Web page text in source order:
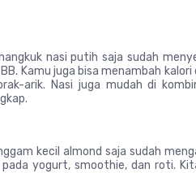
nasi putih saja sudah
Kamu juga bisa menambah kalori
arik. Nasi juga mudah di
kecil almond saja sudah
yogurt, smoothie, dan roti.